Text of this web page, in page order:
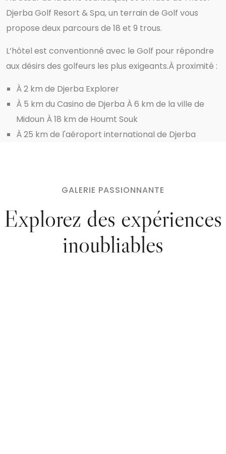
Djerba Golf Resort & Spa, un terrain de Golf vous
propose deux parcours de 18 et 9 trous.
L’hôtel est conventionné avec le Golf pour répondre
aux désirs des golfeurs les plus exigeants.À proximité :
À 2 km de Djerba Explorer
À 5 km du Casino de Djerba À 6 km de la ville de
Midoun À 18 km de Houmt Souk
À 25 km de l'aéroport international de Djerba
GALERIE PASSIONNANTE
Explorez des expériences
inoubliables